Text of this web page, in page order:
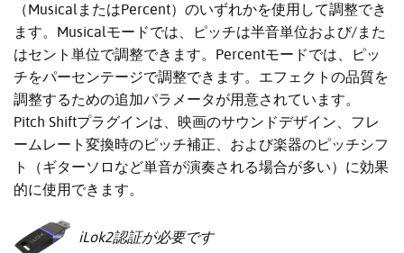
（MusicalまたはPercent）のいずれかを使用して調整でき
ます。Musicalモードでは、ピッチは半音単位および/また
はセント単位で調整できます。Percentモードでは、ピッ
チをパーセンテージで調整できます。エフェクトの品質を
調整するための追加パラメータが用意されています。
Pitch Shiftプラグインは、映画のサウンドデザイン、フレ
ームレート変換時のピッチ補正、および楽器のピッチシフ
ト（ギターソロなど単音が演奏される場合が多い）に効果
的に使用できます。
iLok2認証が必要です